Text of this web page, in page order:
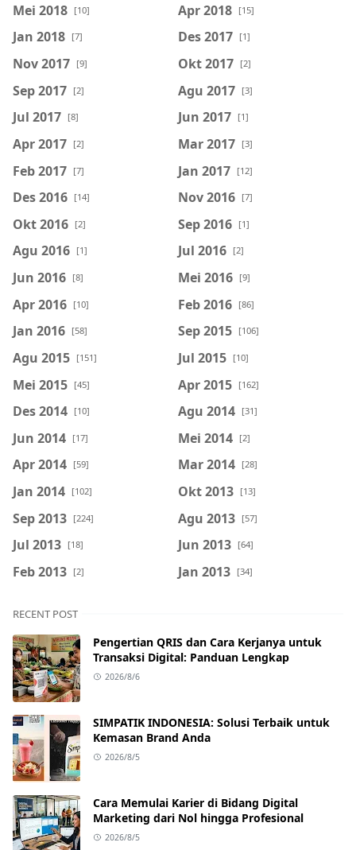
Mei 2018 [10] Apr 2018 [15]
Jan 2018 [7] Des 2017 [1]
Nov 2017 [9] Okt 2017 [2]
Sep 2017 [2] Agu 2017 [3]
Jul 2017 [8] Jun 2017 [1]
Apr 2017 [2] Mar 2017 [3]
Feb 2017 [7] Jan 2017 [12]
Des 2016 [14] Nov 2016 [7]
Okt 2016 [2] Sep 2016 [1]
Agu 2016 [1] Jul 2016 [2]
Jun 2016 [8] Mei 2016 [9]
Apr 2016 [10] Feb 2016 [86]
Jan 2016 [58] Sep 2015 [106]
Agu 2015 [151] Jul 2015 [10]
Mei 2015 [45] Apr 2015 [162]
Des 2014 [10] Agu 2014 [31]
Jun 2014 [17] Mei 2014 [2]
Apr 2014 [59] Mar 2014 [28]
Jan 2014 [102] Okt 2013 [13]
Sep 2013 [224] Agu 2013 [57]
Jul 2013 [18] Jun 2013 [64]
Feb 2013 [2] Jan 2013 [34]
RECENT POST
Pengertian QRIS dan Cara Kerjanya untuk
Transaksi Digital: Panduan Lengkap
2026/8/6
SIMPATIK INDONESIA: Solusi Terbaik untuk
Kemasan Brand Anda
2026/8/5
Cara Memulai Karier di Bidang Digital
Marketing dari Nol hingga Profesional
2026/8/5